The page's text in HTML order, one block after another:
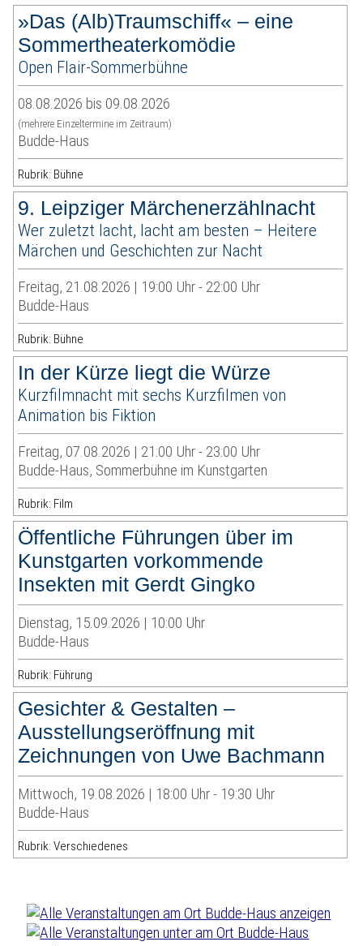
»Das (Alb)Traumschiff« – eine
Sommertheaterkomödie
Open Flair-Sommerbühne
08.08.2026 bis 09.08.2026
(mehrere Einzeltermine im Zeitraum)
Budde-Haus
Rubrik: Bühne
9. Leipziger Märchenerzählnacht
Wer zuletzt lacht, lacht am besten – Heitere
Märchen und Geschichten zur Nacht
Freitag, 21.08.2026 | 19:00 Uhr - 22:00 Uhr
Budde-Haus
Rubrik: Bühne
In der Kürze liegt die Würze
Kurzfilmnacht mit sechs Kurzfilmen von
Animation bis Fiktion
Freitag, 07.08.2026 | 21:00 Uhr - 23:00 Uhr
Budde-Haus, Sommerbühne im Kunstgarten
Rubrik: Film
Öffentliche Führungen über im
Kunstgarten vorkommende
Insekten mit Gerdt Gingko
Dienstag, 15.09.2026 | 10:00 Uhr
Budde-Haus
Rubrik: Führung
Gesichter & Gestalten –
Ausstellungseröffnung mit
Zeichnungen von Uwe Bachmann
Mittwoch, 19.08.2026 | 18:00 Uhr - 19:30 Uhr
Budde-Haus
Rubrik: Verschiedenes